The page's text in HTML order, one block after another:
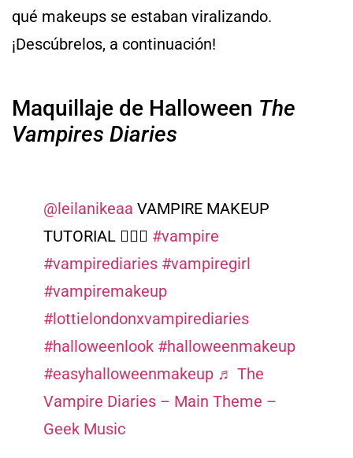
qué makeups se estaban viralizando.
¡Descúbrelos, a continuación!
Maquillaje de Halloween The
Vampires Diaries
@leilanikeaa VAMPIRE MAKEUP
TUTORIAL 🧛🏾‍♀️ #vampire
#vampirediaries #vampiregirl
#vampiremakeup
#lottielondonxvampirediaries
#halloweenlook #halloweenmakeup
#easyhalloweenmakeup ♬ The
Vampire Diaries – Main Theme –
Geek Music